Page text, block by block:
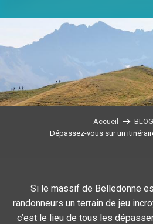
Accueil
BLOG
Dépassez-vous sur un
Si le massif de Belledonne
randonneurs un terrain de jeu
c’est le lieu de tous les